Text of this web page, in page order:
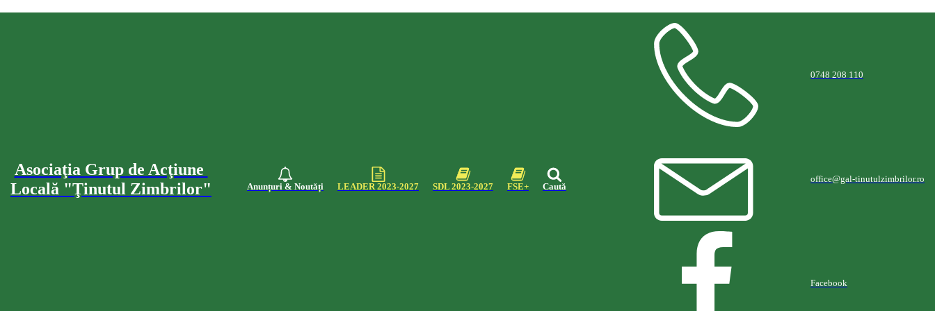
Asociaţia Grup de Acţiune
Locală "Ţinutul Zimbrilor"
Anunțuri & Noutăți LEADER 2023-2027 SDL 2023-2027 FSE+ Caută
0748 208 110
office@gal-tinutulzimbrilor.ro
Facebook